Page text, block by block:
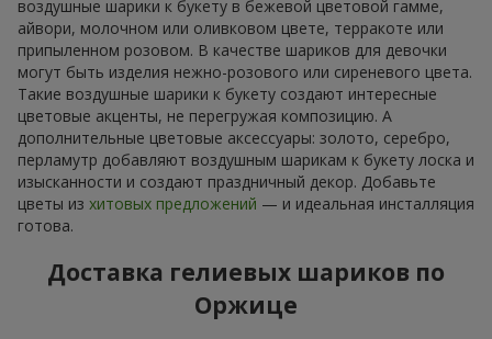
воздушные шарики к букету в бежевой цветовой гамме,
айвори, молочном или оливковом цвете, терракоте или
припыленном розовом. В качестве шариков для девочки
могут быть изделия нежно-розового или сиреневого цвета.
Такие воздушные шарики к букету создают интересные
цветовые акценты, не перегружая композицию. А
дополнительные цветовые аксессуары: золото, серебро,
перламутр добавляют воздушным шарикам к букету лоска и
изысканности и создают праздничный декор. Добавьте
цветы из хитовых предложений — и идеальная инсталляция
готова.
Доставка гелиевых шариков по
Оржице